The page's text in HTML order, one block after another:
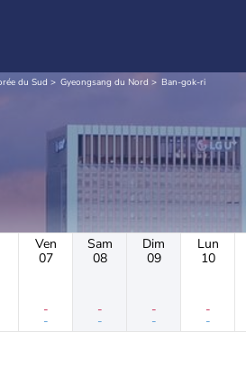
du Sud Gyeongsang du Nord Ban-gok-ri
Ven
07
-
-
Sam
08
-
-
Dim
09
-
-
Lun
10
-
-